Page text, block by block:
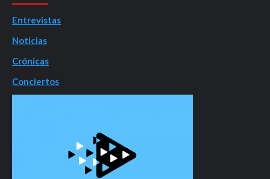
Entrevistas
Noticias
Crónicas
Conciertos